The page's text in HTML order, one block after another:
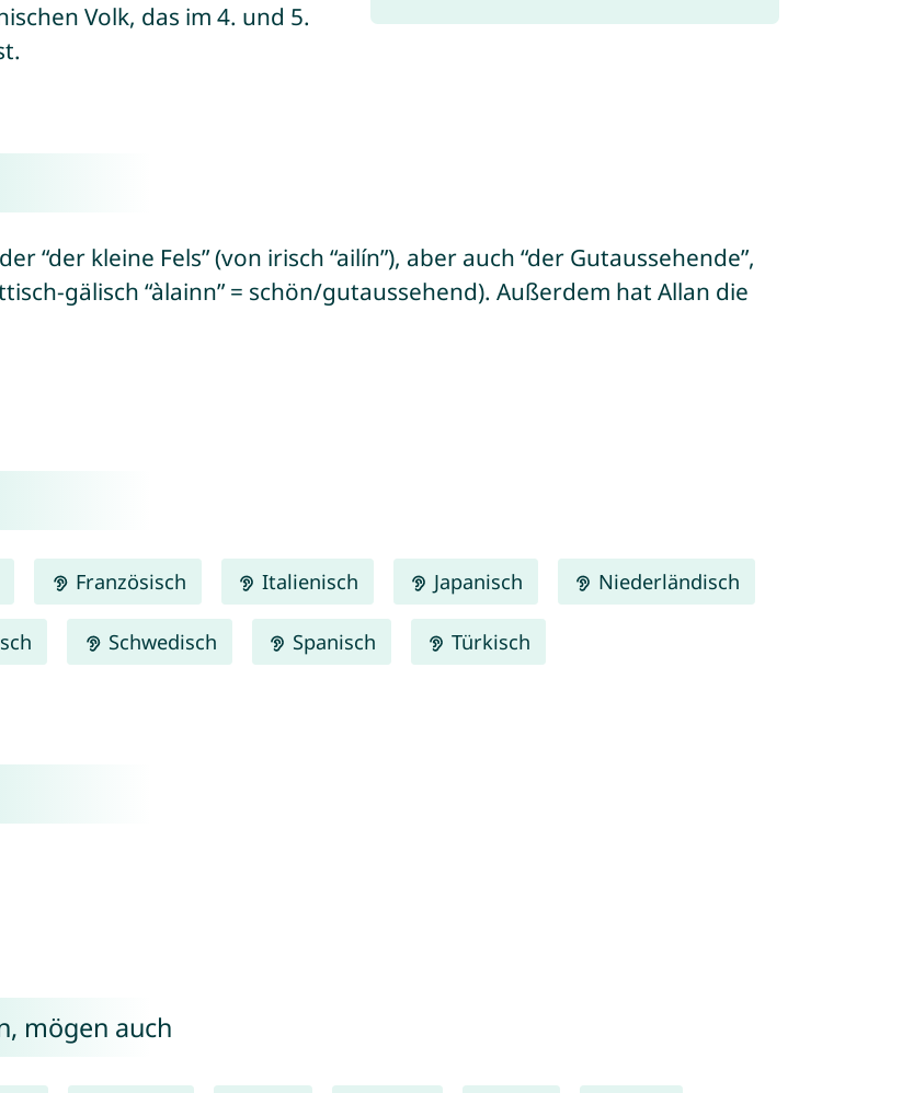
Volk, das im 4. und 5.
“der kleine Fels” (von irisch “ailín”), aber auch “der Gutaussehende”,
gälisch “àlainn” = schön/gutaussehend). Außerdem hat Allan die
Französisch Italienisch Japanisch Niederländisch
Schwedisch Spanisch Türkisch
mögen auch